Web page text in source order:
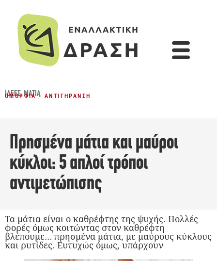
ΙΔΈΕΣ,ΜΆΤΙΑ
ΟΜΟΡΦΙΆ - ΑΝΤΙΓΉΡΑΝΣΗ
Πρησμένα μάτια και μαύροι
κύκλοι: 5 απλοί τρόποι
αντιμετώπισης
Τα μάτια είναι ο καθρέφτης της ψυχής. Πολλές
φορές όμως κοιτώντας στον καθρέφτη
βλέπουμε… πρησμένα μάτια, με μαύρους κύκλους
και ρυτίδες. Ευτυχώς όμως, υπάρχουν